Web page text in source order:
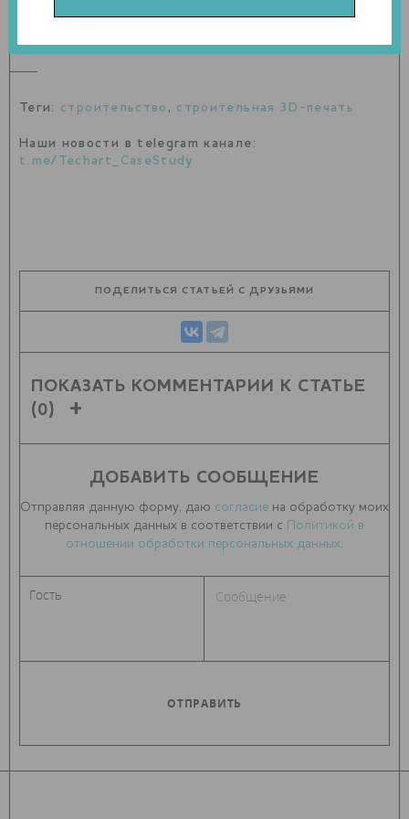
технологию. Она поможет большему числу людей
Теги: строительство , строительная 3D-печать
Наши новости в telegram канале:
t.me/Techart_CaseStudy
ПОДЕЛИТЬСЯ СТАТЬЕЙ С ДРУЗЬЯМИ
ПОКАЗАТЬ КОММЕНТАРИИ К СТАТЬЕ
(0)
ДОБАВИТЬ СООБЩЕНИЕ
Отправляя данную форму, даю согласие на обработку моих
персональных данных в соответствии с
Политикой в
отношении обработки персональных данных.